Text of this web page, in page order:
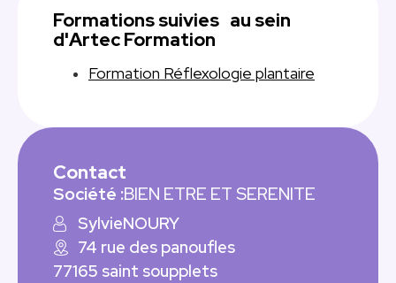
Formations suivies au sein
d'Artec Formation
Formation Réflexologie plantaire
Contact
Société :BIEN ETRE ET SERENITE
SylvieNOURY
74 rue des panoufles
77165 saint soupplets